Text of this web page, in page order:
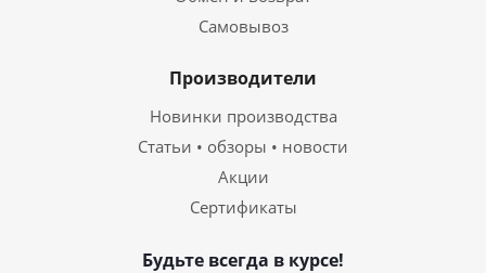
Самовывоз
Производители
Новинки производства
Статьи • обзоры • новости
Акции
Сертификаты
Будьте всегда в курсе!